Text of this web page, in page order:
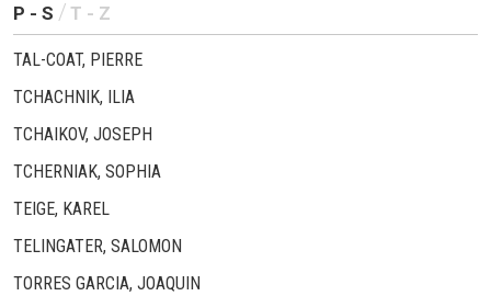
P - S T - Z
TAL-COAT, PIERRE
TCHACHNIK, ILIA
TCHAIKOV, JOSEPH
TCHERNIAK, SOPHIA
TEIGE, KAREL
TELINGATER, SALOMON
TORRES GARCIA, JOAQUIN